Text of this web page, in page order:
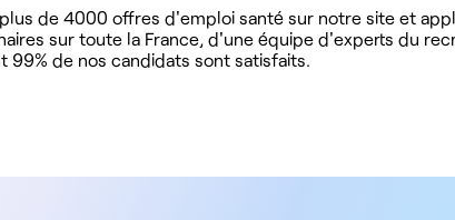
de 4000 offres d'emploi santé sur notre site et
sur toute la France, d'une équipe d'experts du
99% de nos candidats sont satisfaits.